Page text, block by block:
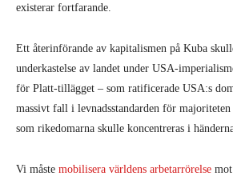
existerar fortfarande.
Ett återinförande av kapitalismen på Kuba
underkastelse av landet under USA-
för Platt-tillägget – som ratificerade USA:s
massivt fall i levnadsstandarden för
som rikedomarna skulle koncentreras i
Vi måste mobilisera världens arbetarrörelse